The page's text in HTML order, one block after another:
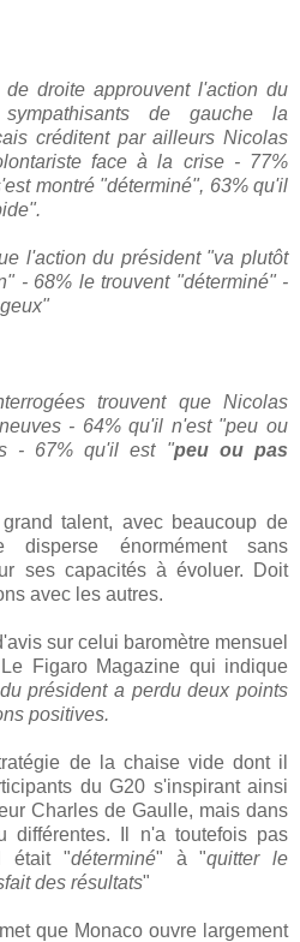
droite approuvent l'action du
de gauche la
créditent par ailleurs Nicolas
face à la crise - 77%
montré "déterminé", 63% qu'il
l'action du président "va plutôt
- 68% le trouvent "déterminé" -
trouvent que Nicolas
- 64% qu'il n'est "peu ou
- 67% qu'il est "peu ou pas
talent, avec beaucoup de
énormément sans
ses capacités à évoluer. Doit
avec les autres.
sur celui baromètre mensuel
Figaro Magazine qui indique
président a perdu deux points
positives.
de la chaise vide dont il
du G20 s'inspirant ainsi
Charles de Gaulle, mais dans
différentes. Il n'a toutefois pas
était "déterminé" à "quitter
le
des résultats"
que Monaco ouvre largement